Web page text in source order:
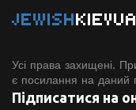
JEWISHKIEVUA
Усі права захищені.
є посилання на даний
Підписатися на